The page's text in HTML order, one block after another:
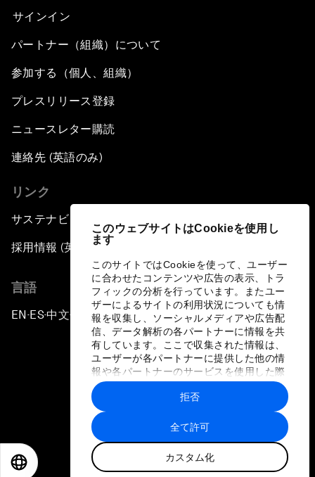
このウェブサイトはCookieを使用し
ます
このサイトではCookieを使って、ユーザー
に合わせたコンテンツや広告の表示、トラ
フィックの分析を行っています。またユー
ザーによるサイトの利用状況についても情
報を収集し、ソーシャルメディアや広告配
信、データ解析の各パートナーに情報を共
有しています。ここで収集された情報は、
ユーザーが各パートナーに提供した他の情
報や各パートナーのサービスを使用した際
に収集された情報と組み合わされ、各パー
トナーによって使用されることがありま
す。
全て許可
カスタム化
拒否
サインイン
パートナー（組織）について
参加する（個人、組織）
プレスリリース登録
ニュースレター購読
連絡先 (英語のみ)
リンク
サステナビリティへの取り組み
採用情報 (英語のみ)
言語
EN ▪ES▪中文▪ 日本語
プライバシーポリシーと利用規約
サイトマップ
©
世界経済フォーラム